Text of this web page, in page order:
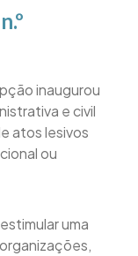
inaugurou
e civil
atos lesivos
ou
uma